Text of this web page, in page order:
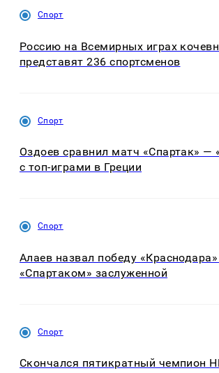
Спорт
Россию на Всемирных играх
представят 236 спортсменов
Спорт
Оздоев сравнил матч «Спартак» —
с топ-играми в Греции
Спорт
Алаев назвал победу
«Спартаком» заслуженной
Спорт
Скончался пятикратный чемпион